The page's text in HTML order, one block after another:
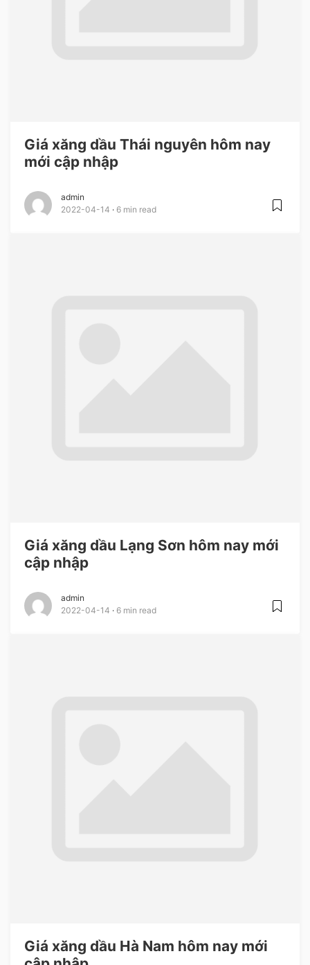
Giá xăng dầu Thái nguyên hôm nay
mới cập nhập
admin
2022-04-14
6 min read
Giá xăng dầu Lạng Sơn hôm nay mới
cập nhập
admin
2022-04-14
6 min read
Giá xăng dầu Hà Nam hôm nay mới